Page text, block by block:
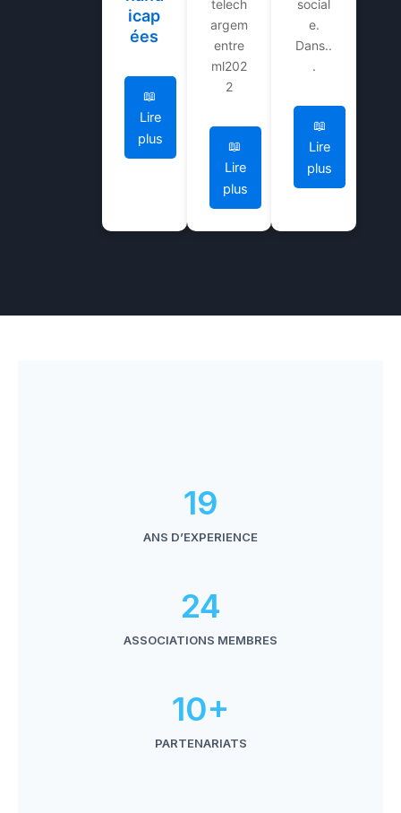
icap
ées
📖
Lire
plus
telech
argem
entre
ml202
2
📖
Lire
plus
social
e.
Dans..
.
📖
Lire
plus
19
ANS D’EXPERIENCE
24
ASSOCIATIONS MEMBRES
10+
PARTENARIATS